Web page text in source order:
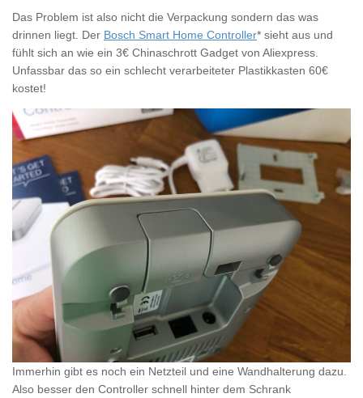
Das Problem ist also nicht die Verpackung sondern das was
drinnen liegt. Der Bosch Smart Home Controller* sieht aus und
fühlt sich an wie ein 3€ Chinaschrott Gadget von Aliexpress.
Unfassbar das so ein schlecht verarbeiteter Plastikkasten 60€
kostet!
Immerhin gibt es noch ein Netzteil und eine Wandhalterung dazu.
Also besser den Controller schnell hinter dem Schrank